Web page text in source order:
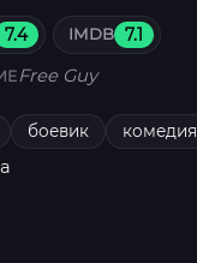
7.4 IMDB 7.1
Free Guy
боевик комедия